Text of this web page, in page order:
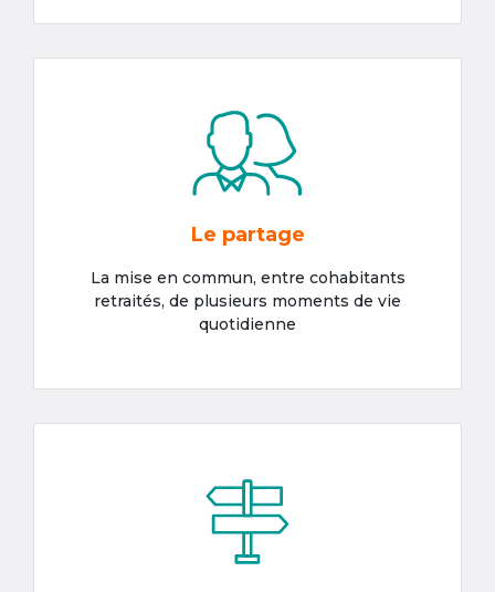
Le partage
La mise en commun, entre cohabitants
retraités, de plusieurs moments de vie
quotidienne